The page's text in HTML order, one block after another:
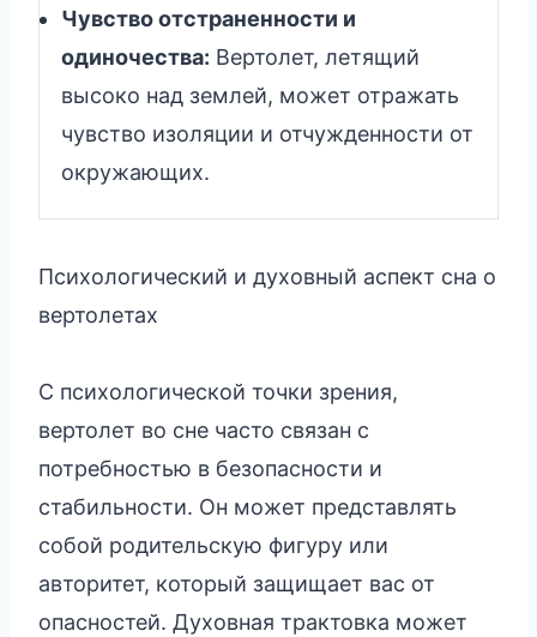
Чувство отстраненности и
одиночества: Вертолет, летящий
высоко над землей, может отражать
чувство изоляции и отчужденности от
окружающих.
Психологический и духовный аспект сна о
вертолетах
С психологической точки зрения,
вертолет во сне часто связан с
потребностью в безопасности и
стабильности. Он может представлять
собой родительскую фигуру или
авторитет, который защищает вас от
опасностей. Духовная трактовка может